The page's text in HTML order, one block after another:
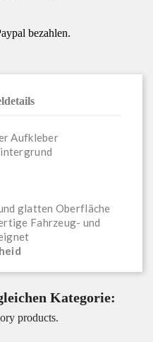
bezahlen.
Aufkleber
glatten Oberfläche
Fahrzeug- und
Kategorie:
products.